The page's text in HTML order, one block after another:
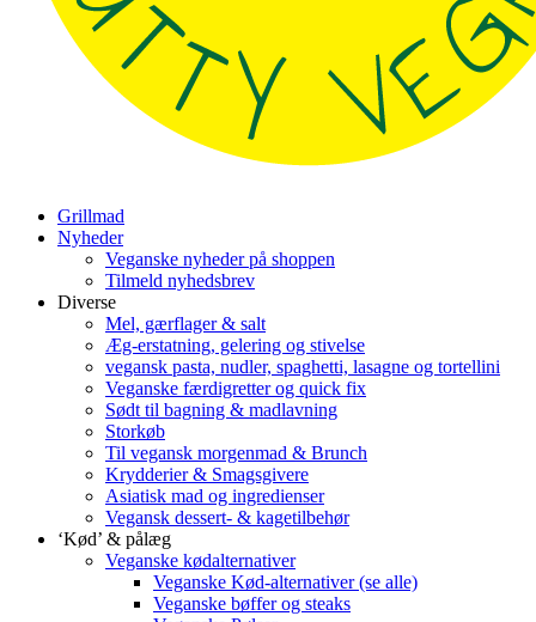
Grillmad
Nyheder
Veganske nyheder på shoppen
Tilmeld nyhedsbrev
Diverse
Mel, gærflager & salt
Æg-erstatning, gelering og stivelse
vegansk pasta, nudler, spaghetti, lasagne og tortellini
Veganske færdigretter og quick fix
Sødt til bagning & madlavning
Storkøb
Til vegansk morgenmad & Brunch
Krydderier & Smagsgivere
Asiatisk mad og ingredienser
Vegansk dessert- & kagetilbehør
‘Kød’ & pålæg
Veganske kødalternativer
Veganske Kød-alternativer (se alle)
Veganske bøffer og steaks